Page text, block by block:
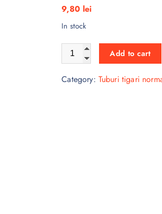
9,80 lei
In stock
Tuburi Cartel 500 Nano-T
Add to cart
Category: Tuburi tigari